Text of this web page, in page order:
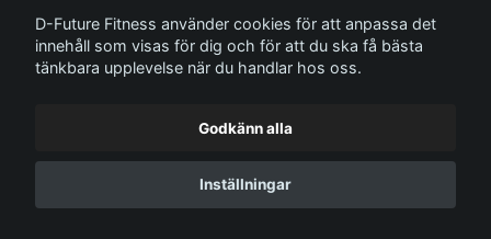
Sociala medier
© 2026 D-Future Fitness
D-Future Fitness använder cookies för att anpassa det
innehåll som visas för dig och för att du ska få bästa
tänkbara upplevelse när du handlar hos oss.
Godkänn alla
Inställningar